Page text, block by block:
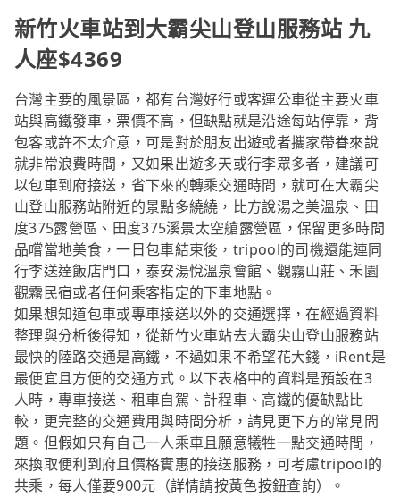
新竹火車站到大霸尖山登山服務站 九
人座$4369
台灣主要的風景區，都有台灣好行或客運公車從主要火車
站與高鐵發車，票價不高，但缺點就是沿途每站停靠，背
包客或許不太介意，可是對於朋友出遊或者攜家帶眷來說
就非常浪費時間，又如果出遊多天或行李眾多者，建議可
以包車到府接送，省下來的轉乘交通時間，就可在大霸尖
山登山服務站附近的景點多繞繞，比方說湯之美溫泉、田
度375露營區、田度375溪景太空艙露營區，保留更多時間
品嚐當地美食，一日包車結束後，tripool的司機還能連同
行李送達飯店門口，泰安湯悅溫泉會館、觀霧山莊、禾園
觀霧民宿或者任何乘客指定的下車地點。
如果想知道包車或專車接送以外的交通選擇，在經過資料
整理與分析後得知，從新竹火車站去大霸尖山登山服務站
最快的陸路交通是高鐵，不過如果不希望花大錢，iRent是
最便宜且方便的交通方式。以下表格中的資料是預設在3
人時，專車接送、租車自駕、計程車、高鐵的優缺點比
較，更完整的交通費用與時間分析，請見更下方的常見問
題。但假如只有自己一人乘車且願意犧牲一點交通時間，
來換取便利到府且價格實惠的接送服務，可考慮tripool的
共乘，每人僅要900元（詳情請按黃色按鈕查詢）。